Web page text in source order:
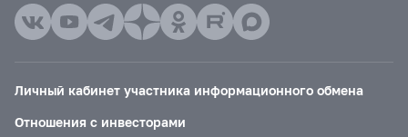
Личный кабинет участника информационного обмена
Отношения с инвесторами